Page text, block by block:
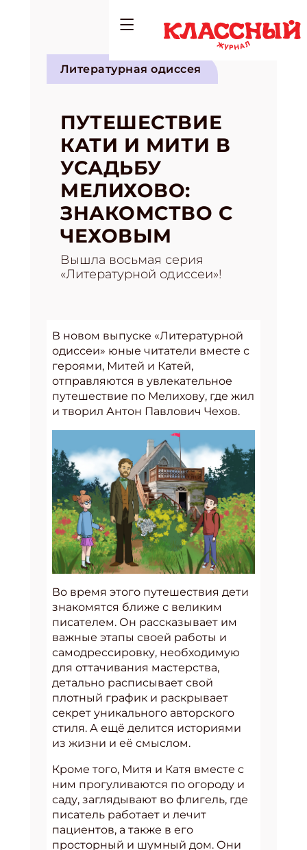
Литературная одиссея
ПУТЕШЕСТВИЕ
КАТИ И МИТИ В
УСАДЬБУ
МЕЛИХОВО:
ЗНАКОМСТВО С
ЧЕХОВЫМ
Вышла восьмая серия
«Литературной одиссеи»!
В новом выпуске «Литературной
одиссеи» юные читатели вместе с
героями, Митей и Катей,
отправляются в увлекательное
путешествие по Мелихову, где жил
и творил Антон Павлович Чехов.
Во время этого путешествия дети
знакомятся ближе с великим
писателем. Он рассказывает им
важные этапы своей работы и
самодрессировку, необходимую
для оттачивания мастерства,
детально расписывает свой
плотный график и раскрывает
секрет уникального авторского
стиля. А ещё делится историями
из жизни и её смыслом.
Кроме того, Митя и Катя вместе с
ним прогуливаются по огороду и
саду, заглядывают во флигель, где
писатель работает и лечит
пациентов, а также в его
просторный и шумный дом. Они